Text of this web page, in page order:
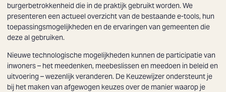
burgerbetrokkenheid die in de praktijk gebruikt worden. We
presenteren een actueel overzicht van de bestaande e-tools, hun
toepassingsmogelijkheden en de ervaringen van gemeenten die
deze al gebruiken.
Nieuwe technologische mogelijkheden kunnen de participatie van
inwoners – het meedenken, meebeslissen en meedoen in beleid en
uitvoering – wezenlijk veranderen. De Keuzewijzer ondersteunt je
bij het maken van afgewogen keuzes over de manier waarop je